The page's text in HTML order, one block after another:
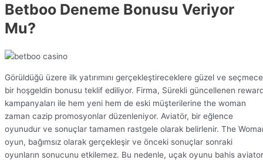
Betboo Deneme Bonusu Veriyor
Mu?
Görüldüğü üzere ilk yatırımını gerçekleştireceklere güzel ve seçmece
bir hoşgeldin bonusu teklif ediliyor. Firma, Sürekli güncellenen
kampanyaları ile hem yeni hem de eski müşterilerine the woman
zaman cazip promosyonlar düzenleniyor. Aviatör, bir eğlence
oyunudur ve sonuçlar tamamen rastgele olarak belirlenir. The
oyun, bağımsız olarak gerçekleşir ve önceki sonuçlar sonraki
oyunların sonucunu etkilemez. Bu nedenle, uçak oyunu bahis aviator